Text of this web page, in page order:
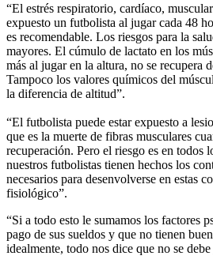
“El estrés respiratorio, cardíaco,
expuesto un futbolista al jugar cada 48
es recomendable. Los riesgos para la
mayores. El cúmulo de lactato en los
más al jugar en la altura, no se recupera
Tampoco los valores químicos del
la diferencia de altitud”.
“El futbolista puede estar expuesto a
que es la muerte de fibras musculares
recuperación. Pero el riesgo es en todos
nuestros futbolistas tienen hechos los
necesarios para desenvolverse en estas
fisiológico”.
“Si a todo esto le sumamos los factores
pago de sus sueldos y que no tienen
idealmente, todo nos dice que no se